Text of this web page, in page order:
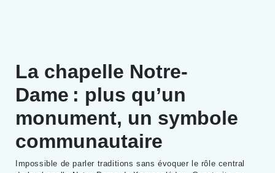
La chapelle Notre-
Dame : plus qu’un
monument, un symbole
communautaire
Impossible de parler traditions sans évoquer le rôle central